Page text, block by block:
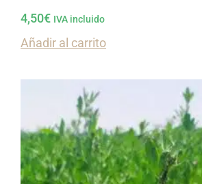
4,50€ IVA incluido
Añadir al carrito